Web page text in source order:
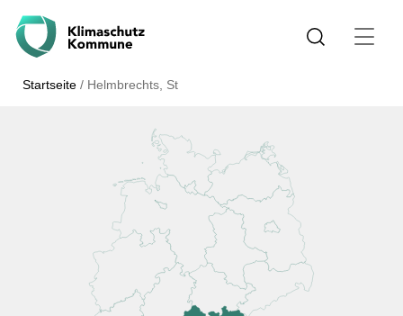
Startseite / Helmbrechts, St